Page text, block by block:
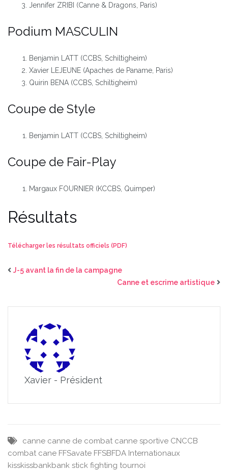
Jennifer ZRIBI (Canne & Dragons, Paris)
Podium MASCULIN
Benjamin LATT (CCBS, Schiltigheim)
Xavier LEJEUNE (Apaches de Paname, Paris)
Quirin BENA (CCBS, Schiltigheim)
Coupe de Style
Benjamin LATT (CCBS, Schiltigheim)
Coupe de Fair-Play
Margaux FOURNIER (KCCBS, Quimper)
Résultats
Télécharger les résultats officiels (PDF)
J-5 avant la fin de la campagne
Canne et escrime artistique
Xavier - Président
canne canne de combat canne sportive CNCCB
combat cane FFSavate FFSBFDA Internationaux
kisskissbankbank stick fighting tournoi